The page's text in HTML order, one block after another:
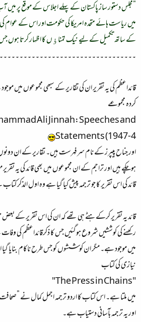
”مجلس دستور ساز پاکستان کے پہلے اجلاس کے موقع پر
میں ریاست ہائے متحدہ امریکا کی حکومت اور اس کے عوام
کے ساتھ تکمیل کے لیے نیک تمناﺅں کا اظہار کرتا
قائداعظم کی یہ تقریر ان کی تقاریر کے سبھی مجموعوں میں
کردہ مجموعے
Ali Jinnah:Speeches and
Statements (1947-4
اور جناح پیپرز کے نام سرفہرست ہیں۔ تقاریر کے ان
ہوچکے ہیں اور تراجم کے ان مجموعوں میں بھی قائد کی یہ
قائد کی اس تقریر کا جو ترجمہ پیش کیا گیا ہے وہ اول الذکر
قائد یہ تقریر کرکے ہٹے ہی تھے کہ ان کی اس تقریر کے
رکھنے کی کوششیں شروع ہوگئیں جس کا ذکرقائداعظم کی
میں موجود ہے۔ مگر ان کوششوں کو جس طرح ناکام بنایا
نیازی کی کتاب
"The Press in Chains"
میں ملتا ہے۔ اس کتاب کا اردو ترجمہ اجمل کمال نے
اور یہ ترجمہ بآسانی دستیاب ہے۔